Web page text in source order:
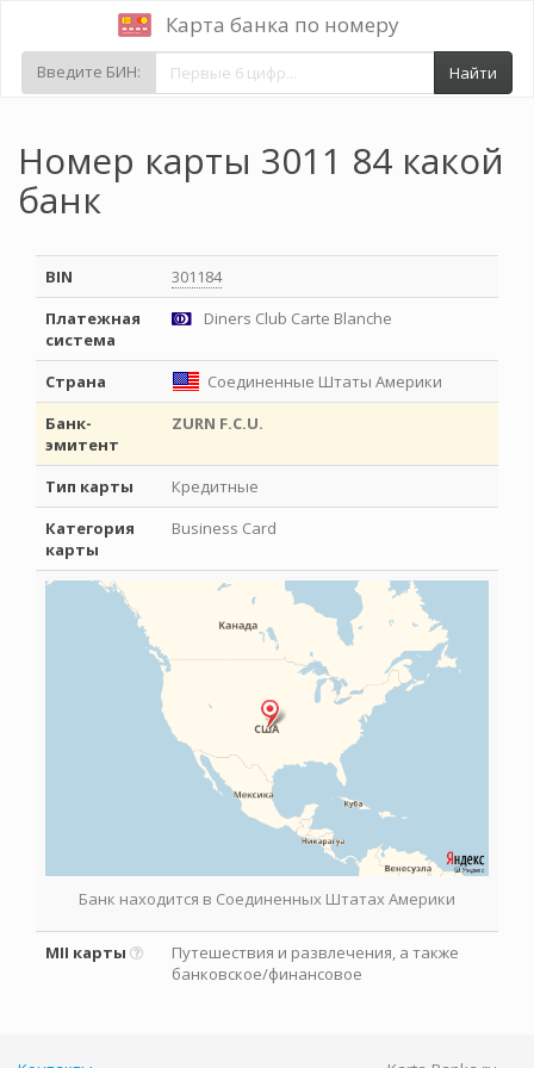
Карта банка по номеру
Введите БИН: Найти
Номер карты 3011 84 какой
банк
BIN
301184
Платежная
система
Diners Club Carte Blanche
Страна
Соединенные Штаты Америки
Банк-
эмитент
ZURN F.C.U.
Тип карты
Кредитные
Категория
карты
Business Card
Банк находится в Соединенных Штатах Америки
MII карты
Путешествия и развлечения, а также
банковское/финансовое